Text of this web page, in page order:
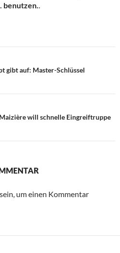
benutzen..
gibt auf: Master-Schlüssel
will schnelle Eingreiftruppe
um einen Kommentar